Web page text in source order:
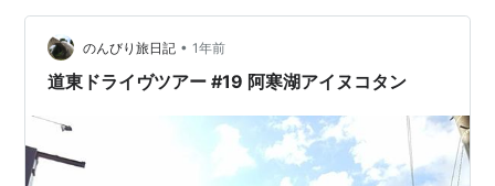
た～ 旅行に行く前は嬉しそうに準備をしていて …
のんびり旅日記 • 1年前
道東ドライヴツアー #19 阿寒湖アイヌコタン